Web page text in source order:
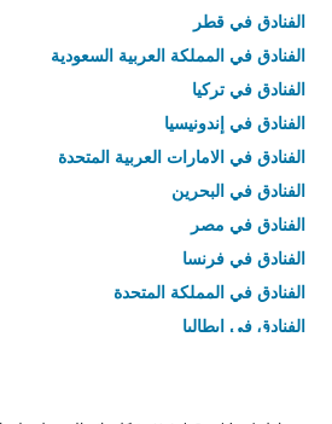
الفنادق في قطر
الفنادق في المملكة العربية السعودية
الفنادق في تركيا
الفنادق في إندونيسيا
الفنادق في الامارات العربية المتحدة
الفنادق في البحرين
الفنادق في مصر
الفنادق في فرنسا
الفنادق في المملكة المتحدة
الفنادق في إيطاليا